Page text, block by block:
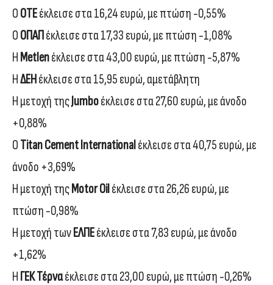
Ο ΟΤΕέκλεισε στα 16,24 ευρώ, με πτώση -0,55%
Ο ΟΠΑΠέκλεισε στα 17,33 ευρώ, με πτώση -1,08%
Η Μetlenέκλεισε στα 43,00 ευρώ, με πτώση -5,87%
ΗΔΕΗέκλεισε στα 15,95 ευρώ, αμετάβλητη
Η μετοχή τηςJumboέκλεισε στα 27,60 ευρώ, με άνοδο
+0,88%
Ο Titan Cement Internationalέκλεισε στα 40,75 ευρώ, με
άνοδο +3,69%
Η μετοχή τηςMotor Oilέκλεισε στα 26,26 ευρώ, με
πτώση -0,98%
Η μετοχή τωνΕΛΠΕέκλεισε στα 7,83 ευρώ, με άνοδο
+1,62%
Η ΓΕΚ Τέρναέκλεισε στα 23,00 ευρώ, με πτώση -0,26%